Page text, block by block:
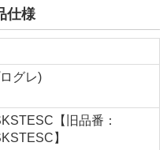
仕様
グレ)
【旧品番：
】